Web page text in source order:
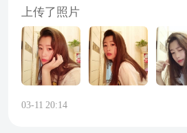
上传了照片
03-11 20:14